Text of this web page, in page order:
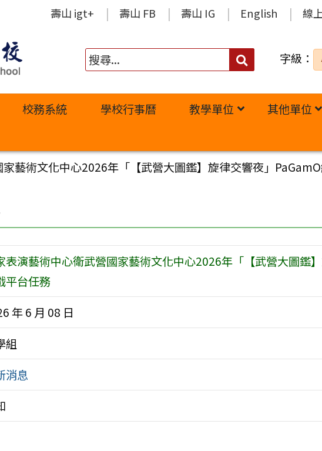
壽山 igt+ 壽山 FB 壽山 IG English 線
搜
字級：
校務系統 學校行事曆 教學單位 其他單位
藝術文化中心2026年「【武營大圖鑑】旋律交響夜」
表演藝術中心衛武營國家藝術文化中心2026年「【武營大圖鑑
平台任務
年 6 月 08 日
組
消息